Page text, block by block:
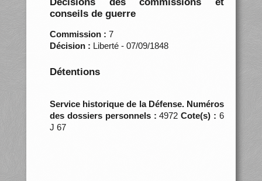
conseils de guerre
Commission : 7
Décision : Liberté - 07/09/1848
Détentions
Service historique de la Défense. Numéros
des dossiers personnels :4972Cote(s) : 6
J 67